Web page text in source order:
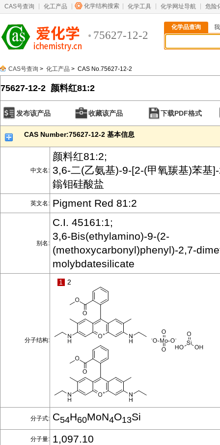
CAS号查询 化工产品 化学结构搜索 化学工具 化学网址导航 危险
75627-12-2
化学品查询
CAS号查询 > 化工产品 > CAS No.75627-12-2
75627-12-2 颜料红81:2
发布该产品 收藏该产品 下载PDF格式
CAS Number:75627-12-2 基本信息
中文名:
颜料红81:2;
3,6-二(乙氨基)-9-[2-(甲氧羰基)苯基
鎓钼硅酸盐
英文名: Pigment Red 81:2
别名:
C.I. 45161:1;
3,6-Bis(ethylamino)-9-(2-
(methoxycarbonyl)phenyl)-2,7-
molybdatesilicate
分子结构:
1 2
分子式: C54H60MoN4O13Si
分子量: 1,097.10